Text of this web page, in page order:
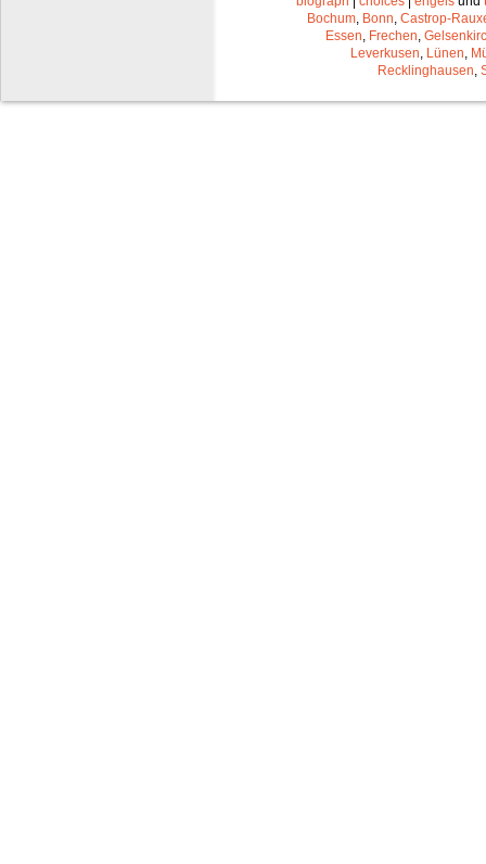
Bochum, Bonn, Castrop-
Essen, Frechen,
Leverkusen, Lünen,
Recklinghausen,